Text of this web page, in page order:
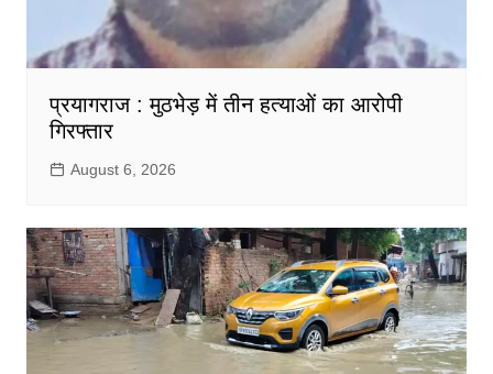
प्रयागराज : मुठभेड़ में तीन हत्याओं का आरोपी
गिरफ्तार
August 6, 2026